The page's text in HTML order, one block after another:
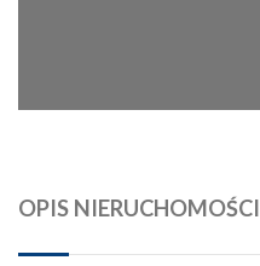
OPIS NIERUCHOMOŚCI